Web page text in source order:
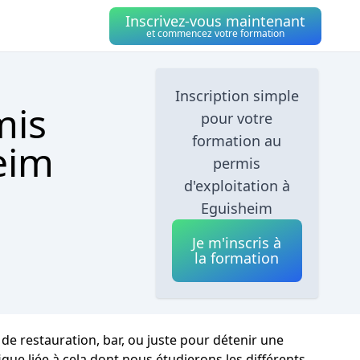
Inscrivez-vous maintenant
et commencez votre formation
Inscription simple
pour votre
formation au
permis
d'exploitation à
Eguisheim
Je m'inscris à
la formation
restauration, bar, ou juste pour détenir une